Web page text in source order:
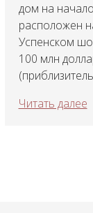
дом на
расположен
Успенском
100 млн
Читать далее